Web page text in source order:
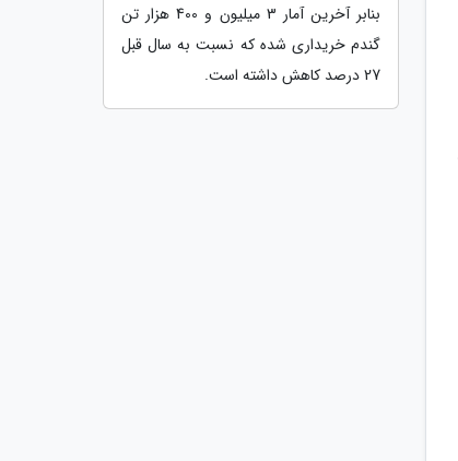
بنابر آخرین آمار 3 میلیون و 400 هزار تن
گندم خریداری شده که نسبت به سال قبل
27 درصد کاهش داشته است.